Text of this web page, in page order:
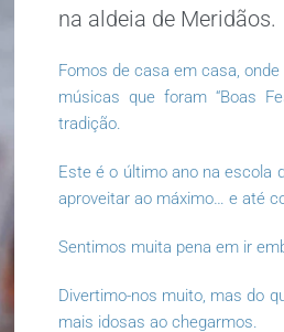
na aldeia de Meridãos.
Fomos de casa em casa,
músicas que foram “Boas
tradição.
Este é o último ano na escola
aproveitar ao máximo… e até
Sentimos muita pena em ir
Divertimo-nos muito, mas do
mais idosas ao chegarmos.